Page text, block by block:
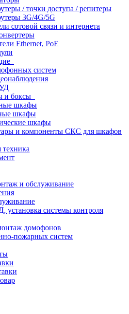
/ точки доступа / репитеры
3G/4G/5G
сотовой связи и интернета
Ethernet, PoE
систем
боксы
шкафы
шкафы
шкафы
и компоненты СКС для шкафов
техника
и обслуживание
системы контроля
домофонов
пожарных систем